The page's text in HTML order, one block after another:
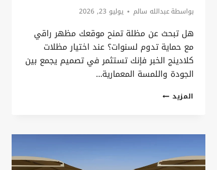
بواسطةعبدالله سالم يوليو 23, 2026
هل تبحث عن مظلة تمنح موقعك مظهر راقي
مع حماية تدوم لسنوات؟ عند اختيار مظلات
كلادينج الخبر فإنك تستثمر في تصميم يجمع بين
الجودة واللمسة المعمارية…
المزيدمظلات
ت:
–